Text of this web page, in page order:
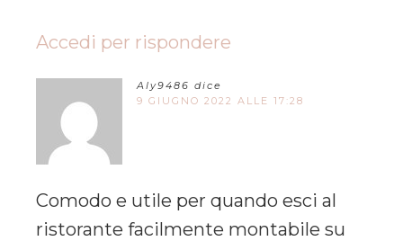
Accedi per rispondere
Aly9486 dice
9 GIUGNO 2022 ALLE 17:28
Comodo e utile per quando esci al
ristorante facilmente montabile su